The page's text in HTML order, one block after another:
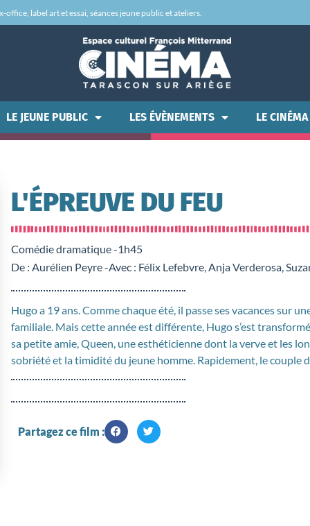
label art et essai, séances jeune public et ateliers.
LE JEUNE PUBLIC LES ÉVÈNEMENTS LE CINÉMA
L'ÉPREUVE DU FEU
Comédie dramatique -1h45
De : Aurélien Peyre -Avec : Félix Lefebvre, Anja Verderosa,
Hugo a 19 ans. Comme chaque été, il passe ses vacances sur
familiale. Mais cette année est différente, Hugo s’est
sa petite amie, Queen, une esthéticienne dont la verve et les
sobriété et la timidité du jeune homme. Rapidement, le couple
Partagez ce film :